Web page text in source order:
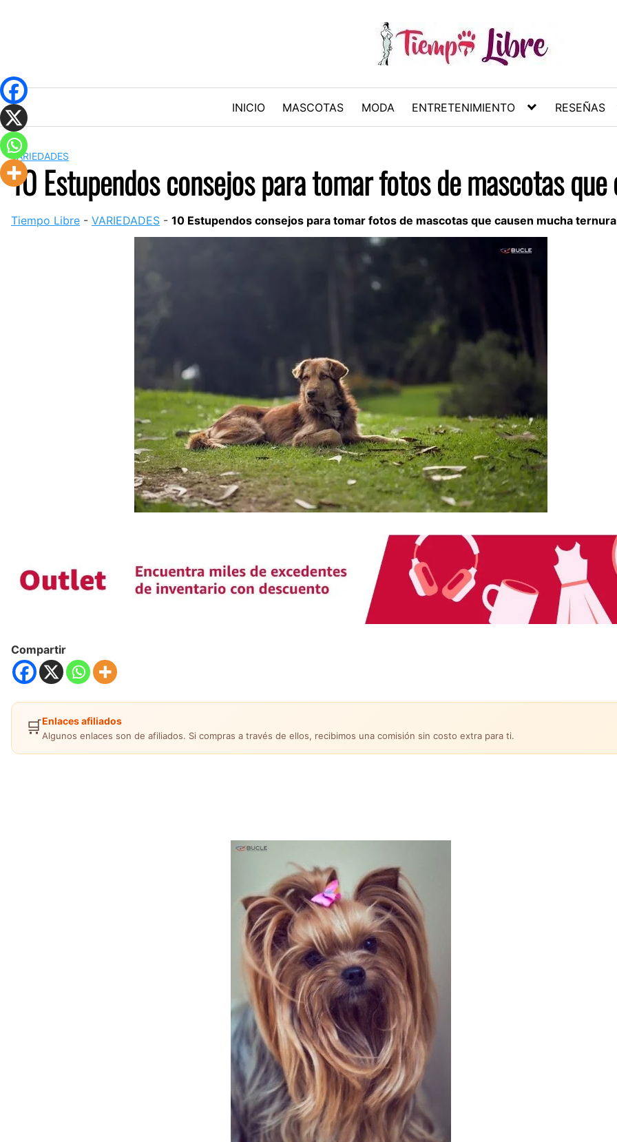
INICIO MASCOTAS MODA ENTRETENIMIENTO RESEÑAS
VARIEDADES
10 Estupendos consejos para tomar fotos de mascotas
Tiempo Libre - VARIEDADES - 10 Estupendos consejos para tomar fotos de mascotas que causen mucha ternura
Compartir
🛒Enlaces afiliados
Algunos enlaces son de afiliados. Si compras a través de ellos, recibimos una comisión sin costo extra para ti.